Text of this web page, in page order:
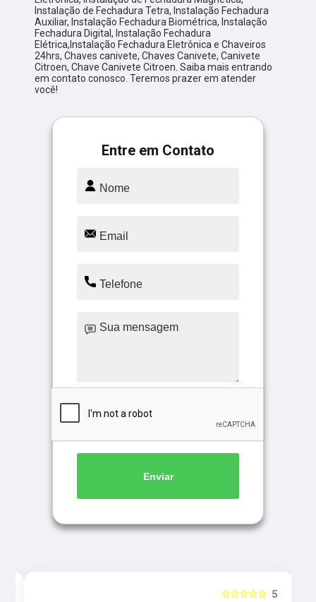
Instalação de Fechadura Tetra, Instalação Fechadura
Auxiliar, Instalação Fechadura Biométrica, Instalação
Fechadura Digital, Instalação Fechadura
Elétrica,Instalação Fechadura Eletrônica e Chaveiros
24hrs, Chaves canivete, Chaves Canivete, Canivete
Citroen, Chave Canivete Citroen. Saiba mais entrando
em contato conosco. Teremos prazer em atender
você!
Entre em Contato
Enviar
5
☆☆☆☆☆